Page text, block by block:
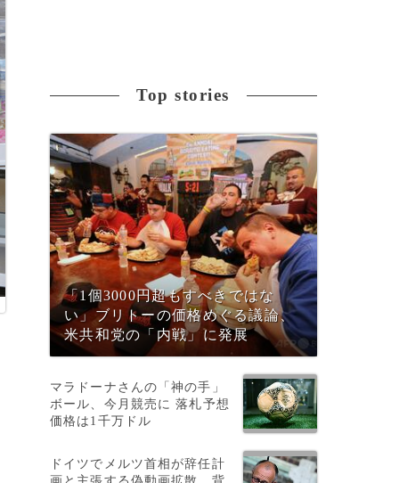
Top stories
「1個3000円超もすべきではな
い」ブリトーの価格めぐる議論、
米共和党の「内戦」に発展
マラドーナさんの「神の手」
ボール、今月競売に 落札予想
価格は1千万ドル
ドイツでメルツ首相が辞任計
画と主張する偽動画拡散、背